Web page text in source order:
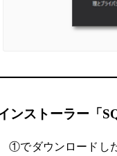
ンストーラー「
①でダウンロードし